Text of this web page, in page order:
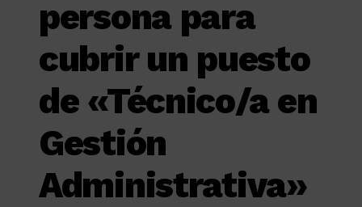
persona para
cubrir un puesto
de «Técnico/a en
Gestión
Administrativa»